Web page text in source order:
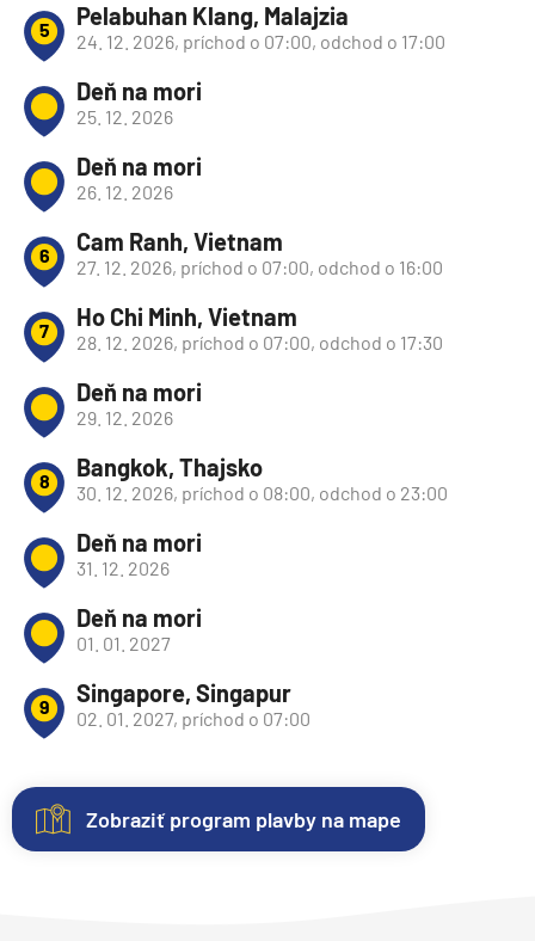
5 Pelabuhan Klang, Malajzia
24. 12. 2026, príchod o 07:00, odchod o 17:00
Deň na mori
25. 12. 2026
Deň na mori
26. 12. 2026
6 Cam Ranh, Vietnam
27. 12. 2026, príchod o 07:00, odchod o 16:00
7 Ho Chi Minh, Vietnam
28. 12. 2026, príchod o 07:00, odchod o 17:30
Deň na mori
29. 12. 2026
8 Bangkok, Thajsko
30. 12. 2026, príchod o 08:00, odchod o 23:00
Deň na mori
31. 12. 2026
Deň na mori
01. 01. 2027
9 Singapore, Singapur
02. 01. 2027, príchod o 07:00
Zobraziť program plavby na mape